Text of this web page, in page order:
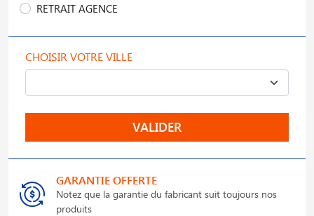
RETRAIT AGENCE
CHOISIR VOTRE VILLE
VALIDER
GARANTIE OFFERTE
Notez que la garantie du fabricant suit toujours nos
produits